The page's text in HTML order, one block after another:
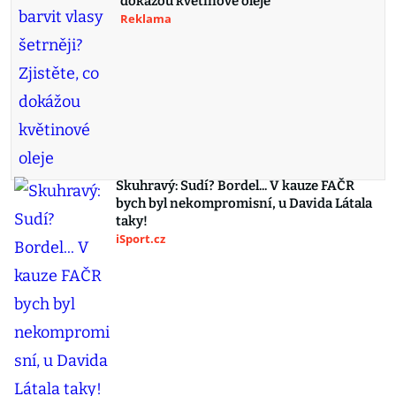
Reklama
Skuhravý: Sudí? Bordel... V kauze FAČR
bych byl nekompromisní, u Davida Látala
taky!
iSport.cz